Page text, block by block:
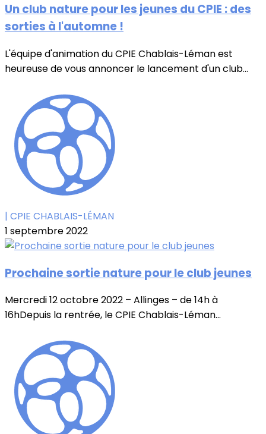
Un club nature pour les jeunes du CPIE : des
sorties à l'automne !
L'équipe d'animation du CPIE Chablais-Léman est
heureuse de vous annoncer le lancement d'un club...
| CPIE CHABLAIS-LÉMAN
1 septembre 2022
Prochaine sortie nature pour le club jeunes
Mercredi 12 octobre 2022 – Allinges – de 14h à
16hDepuis la rentrée, le CPIE Chablais-Léman...